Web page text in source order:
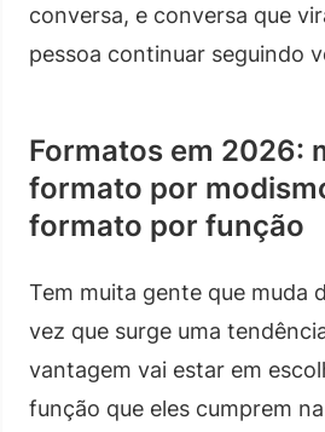
conversa, e conversa que
pessoa continuar seguindo
Formatos em 2026:
formato por
formato por função
Tem muita gente que muda
vez que surge uma
vantagem vai estar em
função que eles cumprem